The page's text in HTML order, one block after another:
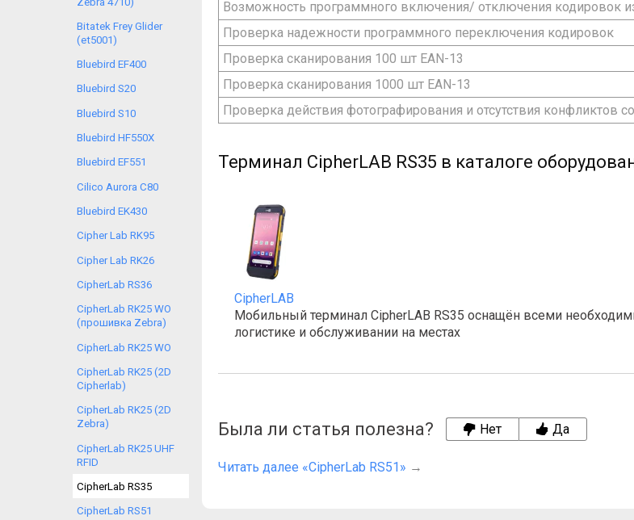
Bitatek Frey Glider
(et5001)
Bluebird EF400
Bluebird S20
Bluebird S10
Bluebird HF550X
Bluebird EF551
Cilico Aurora C80
Bluebird EK430
Cipher Lab RK95
Cipher Lab RK26
CipherLab RS36
CipherLab RK25 WO
(прошивка Zebra)
CipherLab RK25 WO
CipherLab RK25 (2D
Cipherlab)
CipherLab RK25 (2D
Zebra)
CipherLab RK25 UHF
RFID
CipherLab RS35
CipherLab RS51
Возможность программного включения/ отключения кодировок
Проверка надежности программного переключения кодировок
Проверка сканирования 100 шт EAN-13
Проверка сканирования 1000 шт EAN-13
Проверка действия фотографирования и отсутствия конфликтов
Терминал CipherLAB RS35 в каталоге
CipherLAB
Мобильный терминал CipherLAB RS35 оснащён всеми
логистике и обслуживании на местах
Была ли статья полезна? Нет Да
Читать далее «CipherLab RS51» →